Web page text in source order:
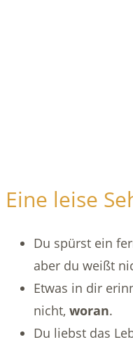
Eine leise
Du spürst ein
aber du weißt
Etwas in dir
nicht, woran.
Du liebst das